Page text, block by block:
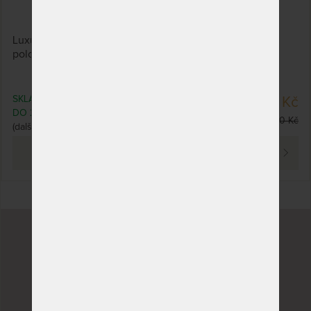
Luxusní košík pro miminko na kolečkách a s
polohovatelnou stříškou v bílém provedení.
SKLADEM 1 KS
DO 2 PRAC. DNŮ
(další vyprodáno)
4 900 Kč
6 880 Kč